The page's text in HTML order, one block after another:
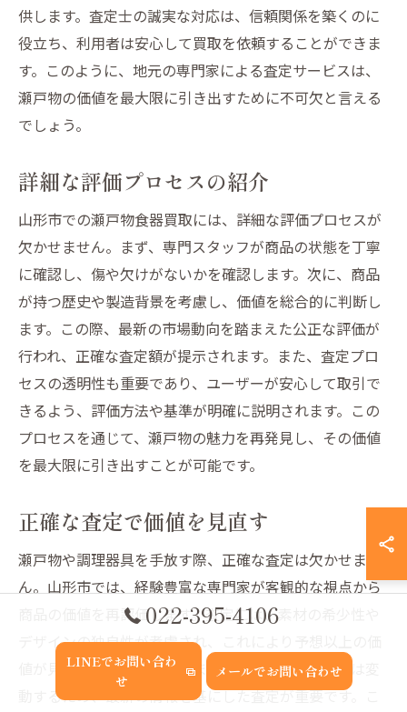
供します。査定士の誠実な対応は、信頼関係を築くのに
役立ち、利用者は安心して買取を依頼することができま
す。このように、地元の専門家による査定サービスは、
瀬戸物の価値を最大限に引き出すために不可欠と言える
でしょう。
詳細な評価プロセスの紹介
山形市での瀬戸物食器買取には、詳細な評価プロセスが
欠かせません。まず、専門スタッフが商品の状態を丁寧
に確認し、傷や欠けがないかを確認します。次に、商品
が持つ歴史や製造背景を考慮し、価値を総合的に判断し
ます。この際、最新の市場動向を踏まえた公正な評価が
行われ、正確な査定額が提示されます。また、査定プロ
セスの透明性も重要であり、ユーザーが安心して取引で
きるよう、評価方法や基準が明確に説明されます。この
プロセスを通じて、瀬戸物の魅力を再発見し、その価値
を最大限に引き出すことが可能です。
正確な査定で価値を見直す
瀬戸物や調理器具を手放す際、正確な査定は欠かせませ
ん。山形市では、経験豊富な専門家が客観的な視点から
商品の価値を再評価します。査定には、素材の希少性や
デザインの独自性が考慮され、これにより予想以上の価
値が見出されることもあります。瀬戸物の市場価値は変
動するため、最新の情報を基にした査定が重要です。こ
022-395-4106
LINEでお問い合わ
せ
メールでお問い合わせ